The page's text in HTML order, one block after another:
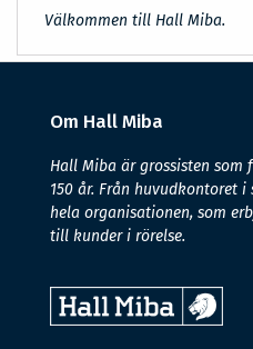
Välkommen till Hall Miba.
Om Hall Miba
Hall Miba är grossisten
150 år. Från huvudkontoret
hela organisationen, som
till kunder i rörelse.